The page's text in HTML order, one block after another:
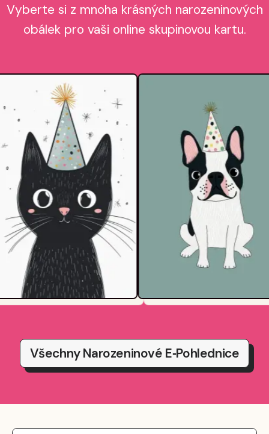
Vyberte si z mnoha krásných narozeninových
obálek pro vaši online skupinovou kartu.
Všechny Narozeninové E‑pohlednice